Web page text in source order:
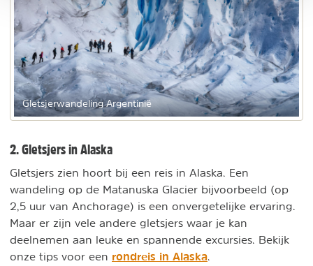
Gletsjerwandeling Argentinië
2. Gletsjers in Alaska
Gletsjers zien hoort bij een reis in Alaska. Een
wandeling op de Matanuska Glacier bijvoorbeeld (op
2,5 uur van Anchorage) is een onvergetelijke ervaring.
Maar er zijn vele andere gletsjers waar je kan
deelnemen aan leuke en spannende excursies. Bekijk
onze tips voor een rondreis in Alaska